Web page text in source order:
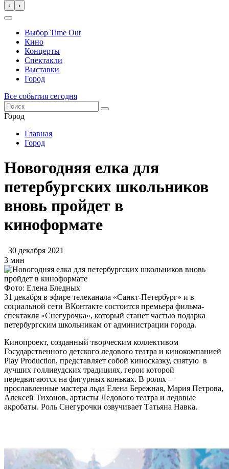
‹ ›
Выбор Time Out
Кино
Концерты
Спектакли
Выставки
Город
Все события сегодня
Город
Главная
Город
Новогодняя елка для
петербургских школьников
вновь пройдет в
киноформате
30 декабря 2021
3 мин
Фото: Елена Бледных
31 декабря в эфире телеканала «Санкт-Петербург» и в
социальной сети ВКонтакте состоится премьера фильма-
спектакля «Снегурочка», который станет частью подарка
петербургским школьникам от администрации города.
Кинопроект, созданный творческим коллективом
Государственного детского ледового театра и кинокомпанией
Play Production, представляет собой киносказку, снятую в
лучших голливудских традициях, герои которой
передвигаются на фигурных коньках. В ролях –
прославленные мастера льда Елена Бережная, Мария Петрова,
Алексей Тихонов, артисты Ледового театра и ледовые
акробаты. Роль Снегурочки озвучивает Татьяна Навка.